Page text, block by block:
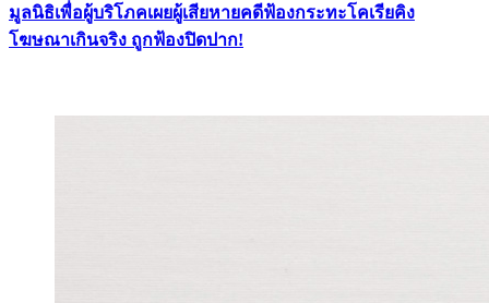
มูลนิธิเพื่อผู้บริโภคเผยผู้เสียหายคดีฟ้องกระทะโคเรียคิง
โฆษณาเกินจริง ถูกฟ้องปิดปาก!